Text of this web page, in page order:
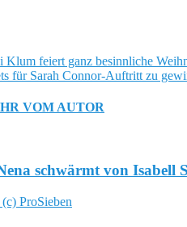
feiert ganz besinnliche
für Sarah Connor-Auftritt zu
VOM AUTOR
schwärmt von Isabell